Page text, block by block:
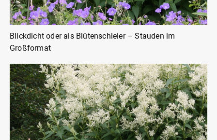
Blickdicht oder als Blütenschleier – Stauden im
Großformat